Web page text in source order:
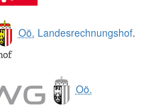
Oö. Landesrechnungshof.
Oö.